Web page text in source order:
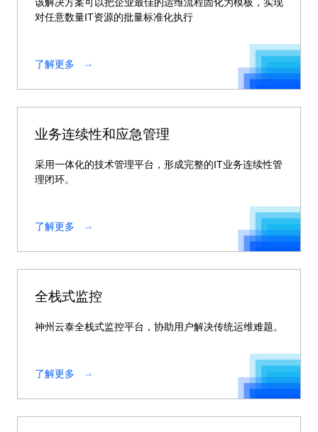
对任意数量IT资源的批量标准化执行
了解更多
业务连续性和应急管理
采用一体化的技术管理平台，形成完整的IT业务连续性管
理闭环。
了解更多
全栈式监控
神州云泰全栈式监控平台，协助用户解决传统运维难题。
了解更多